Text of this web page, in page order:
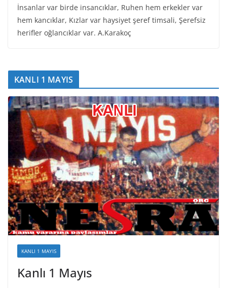
İnsanlar var birde insancıklar, Ruhen hem erkekler var
hem kancıklar, Kızlar var haysiyet şeref timsali, Şerefsiz
herifler oğlancıklar var. A.Karakoç
KANLI 1 MAYIS
KANLI 1 MAYIS
Kanlı 1 Mayıs